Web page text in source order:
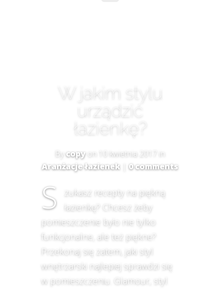
W jakim stylu
urządzić
łazienkę?
Bycopyon 10 kwietnia 2017 in
Aranżacje łazienek |0 comments
S
zukasz recepty na piękną
łazienkę? Chcesz żeby
pomieszczenie było nie tylko
funkcjonalne, ale też piękne?
Przekonaj się zatem, jaki styl
wnętrzarski najlepiej sprawdzi się
w pomieszczeniu. Glamour, styl